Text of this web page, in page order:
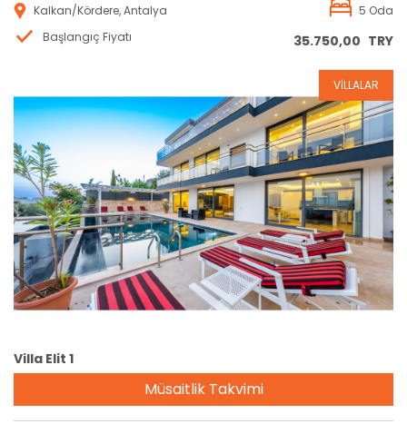
Kalkan/Kördere, Antalya
5 Oda
Başlangıç Fiyatı
35.750,00 TRY
Rezervasyon
VİLLALAR
Villa Elit 1
Müsaitlik Takvimi